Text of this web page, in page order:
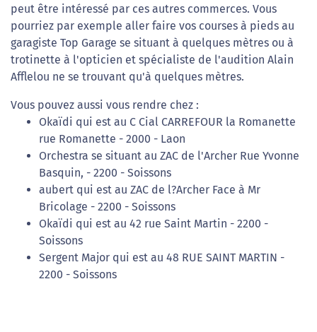
peut être intéressé par ces autres commerces. Vous
pourriez par exemple aller faire vos courses à pieds au
garagiste Top Garage se situant à quelques mètres ou à
trotinette à l'opticien et spécialiste de l'audition Alain
Afflelou ne se trouvant qu'à quelques mètres.
Vous pouvez aussi vous rendre chez :
Okaïdi qui est au C Cial CARREFOUR la Romanette
rue Romanette - 2000 - Laon
Orchestra se situant au ZAC de l'Archer Rue Yvonne
Basquin, - 2200 - Soissons
aubert qui est au ZAC de l?Archer Face à Mr
Bricolage - 2200 - Soissons
Okaïdi qui est au 42 rue Saint Martin - 2200 -
Soissons
Sergent Major qui est au 48 RUE SAINT MARTIN -
2200 - Soissons